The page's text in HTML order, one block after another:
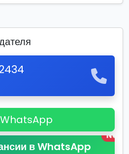
WhatsApp
в WhatsApp
New